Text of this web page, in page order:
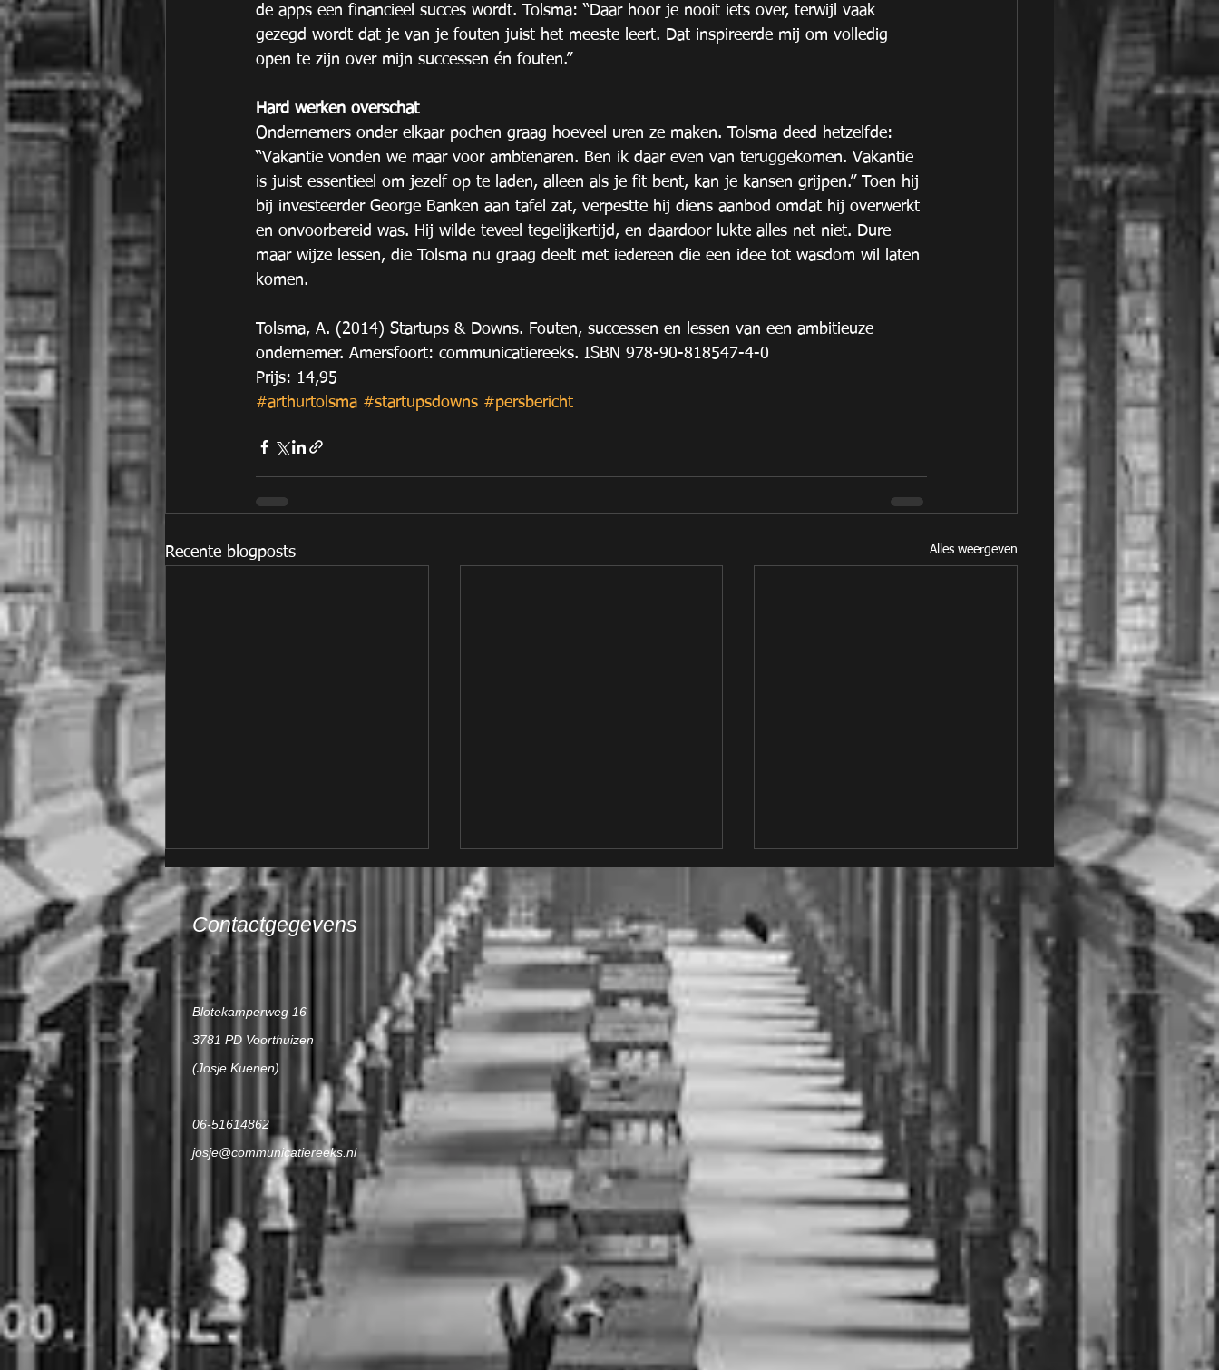
de apps een financieel succes wordt. Tolsma: “Daar hoor je nooit iets over, terwijl vaak
gezegd wordt dat je van je fouten juist het meeste leert. Dat inspireerde mij om volledig
open te zijn over mijn successen én fouten.”
Hard werken overschat
Ondernemers onder elkaar pochen graag hoeveel uren ze maken. Tolsma deed hetzelfde:
“Vakantie vonden we maar voor ambtenaren. Ben ik daar even van teruggekomen. Vakantie
is juist essentieel om jezelf op te laden, alleen als je fit bent, kan je kansen grijpen.” Toen hij
bij investeerder George Banken aan tafel zat, verpestte hij diens aanbod omdat hij overwerkt
en onvoorbereid was. Hij wilde teveel tegelijkertijd, en daardoor lukte alles net niet. Dure
maar wijze lessen, die Tolsma nu graag deelt met iedereen die een idee tot wasdom wil laten
komen.
Tolsma, A. (2014) Startups & Downs. Fouten, successen en lessen van een ambitieuze
ondernemer. Amersfoort: communicatiereeks. ISBN 978-90-818547-4-0
Prijs: 14,95
#arthurtolsma #startupsdowns #persbericht
Recente blogposts Alles weergeven
Boek over fototrollen start met
rechtszaak!
Vertaling is een feit!
Actualisatie en vertaling
'Presenteren: wat werkt echt en
wat echt niet?'
Contactgegevens
Blotekamperweg 16
3781 PD Voorthuizen
(Josje Kuenen)
06-51614862
josje@communicatiereeks.nl